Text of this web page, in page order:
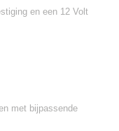
en een 12 Volt
met bijpassende